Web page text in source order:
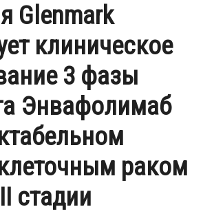
Glenmark
клиническое
3 фазы
Энвафолимаб
раком
стадии